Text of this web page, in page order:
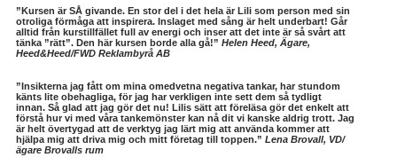
”Kursen är SÅ givande. En stor del i det hela är Lili som person med sin
otroliga förmåga att inspirera. Inslaget med sång är helt underbart! Går
alltid från kurstillfället full av energi och inser att det inte är så svårt att
tänka ”rätt”. Den här kursen borde alla gå!” Helen Heed, Ägare,
Heed&Heed/FWD Reklambyrå AB
”Insikterna jag fått om mina omedvetna negativa tankar, har stundom
känts lite obehagliga, för jag har verkligen inte sett dem så tydligt
innan. Så glad att jag gör det nu! Lilis sätt att föreläsa gör det enkelt att
förstå hur vi med våra tankemönster kan nå dit vi kanske aldrig trott. Jag
är helt övertygad att de verktyg jag lärt mig att använda kommer att
hjälpa mig att driva mig och mitt företag till toppen.” Lena Brovall, VD/
ägare Brovalls rum